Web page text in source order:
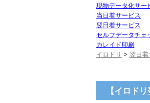
現物データ化サー
当日着サービス
翌日着サービス
セルフデータチェ
カレイド印刷
イロドリ > 翌日着
【イロド